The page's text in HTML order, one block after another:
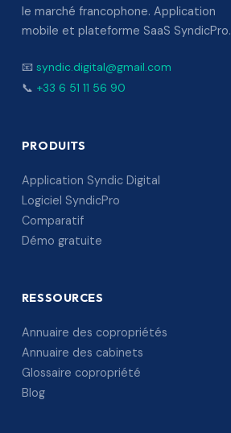
le marché francophone. Application
mobile et plateforme SaaS SyndicPro.
📧 syndic.digital@gmail.com
📞 +33 6 51 11 56 90
PRODUITS
Application Syndic Digital
Logiciel SyndicPro
Comparatif
Démo gratuite
RESSOURCES
Annuaire des copropriétés
Annuaire des cabinets
Glossaire copropriété
Blog